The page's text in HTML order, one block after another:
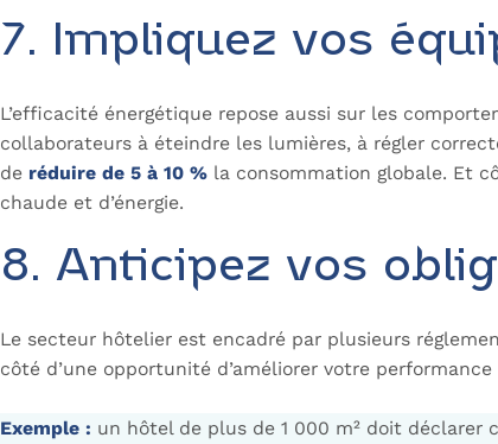
7. Impliquez vos
L’efficacité énergétique repose aussi sur les
collaborateurs à éteindre les lumières, à régler
de réduire de 5 à 10 % la consommation globale. Et
chaude et d’énergie.
8. Anticipez vos
Le secteur hôtelier est encadré par plusieurs
côté d’une opportunité d’améliorer votre
Exemple : un hôtel de plus de 1 000 m² doit déclarer